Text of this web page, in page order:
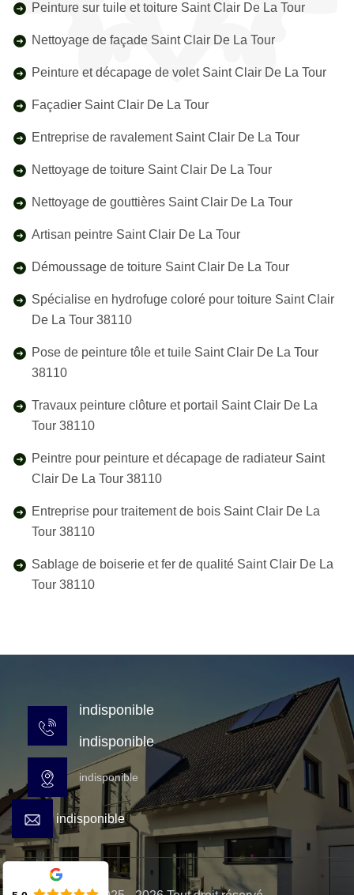
Peinture sur tuile et toiture Saint Clair De La Tour
Nettoyage de façade Saint Clair De La Tour
Peinture et décapage de volet Saint Clair De La Tour
Façadier Saint Clair De La Tour
Entreprise de ravalement Saint Clair De La Tour
Nettoyage de toiture Saint Clair De La Tour
Nettoyage de gouttières Saint Clair De La Tour
Artisan peintre Saint Clair De La Tour
Démoussage de toiture Saint Clair De La Tour
Spécialise en hydrofuge coloré pour toiture Saint Clair
De La Tour 38110
Pose de peinture tôle et tuile Saint Clair De La Tour
38110
Travaux peinture clôture et portail Saint Clair De La
Tour 38110
Peintre pour peinture et décapage de radiateur Saint
Clair De La Tour 38110
Entreprise pour traitement de bois Saint Clair De La
Tour 38110
Sablage de boiserie et fer de qualité Saint Clair De La
Tour 38110
indisponible
indisponible
indisponible
indisponible